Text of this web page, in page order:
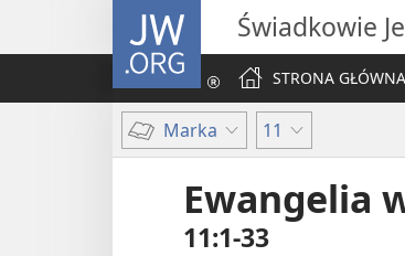
JW.ORG Świadkowie
STRONA GŁÓWNA
Marka 11
Ewangelia
11:1-33